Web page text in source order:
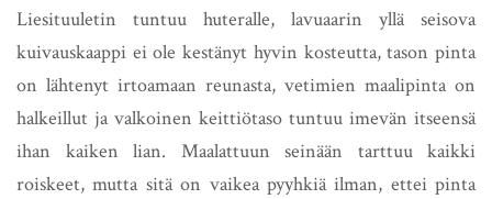
Liesituuletin tuntuu huteralle, lavuaarin yllä seisova
kuivauskaappi ei ole kestänyt hyvin kosteutta, tason pinta
on lähtenyt irtoamaan reunasta, vetimien maalipinta on
halkeillut ja valkoinen keittiötaso tuntuu imevän itseensä
ihan kaiken lian. Maalattuun seinään tarttuu kaikki
roiskeet, mutta sitä on vaikea pyyhkiä ilman, ettei pinta